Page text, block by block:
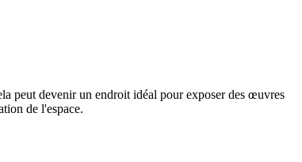
peut devenir un endroit idéal pour exposer des œuvres
de l'espace.